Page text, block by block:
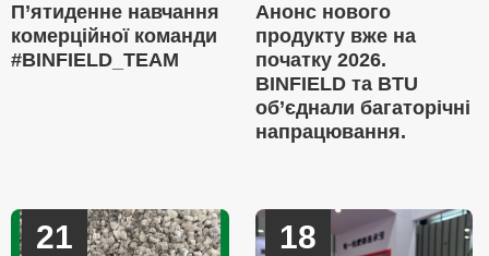
П’ятиденне навчання
комерційної команди
#BINFIELD_TEAM
Анонс нового
продукту вже на
початку 2026.
BINFIELD та BTU
об’єднали багаторічні
напрацювання.
21 18